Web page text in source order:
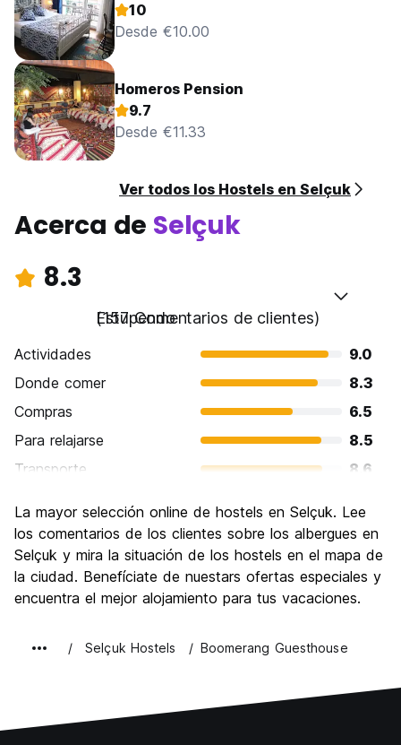
10
Desde €10.00
Homeros Pension
9.7
Desde €11.33
Ver todos los Hostels en Selçuk
Acerca de Selçuk
8.3
Estupendo
(157 Comentarios de clientes)
Actividades
9.0
Donde comer
8.3
Compras
6.5
Para relajarse
8.5
Transporte
8.6
Cultura
9.3
Fiesta
5.7
Calidad Precio
9.0
La mayor selección online de hostels en Selçuk. Lee
los comentarios de los clientes sobre los albergues en
Selçuk y mira la situación de los hostels en el mapa de
la ciudad. Benefíciate de nuestars ofertas especiales y
encuentra el mejor alojamiento para tus vacaciones.
Selçuk Hostels Boomerang Guesthouse